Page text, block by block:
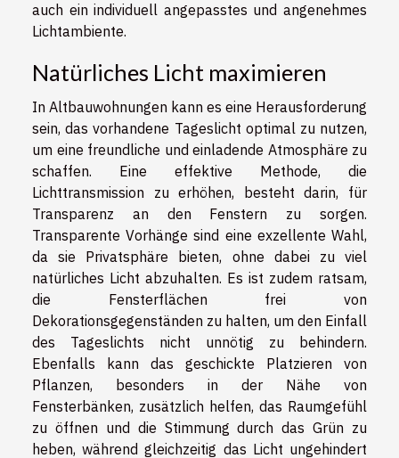
auch ein individuell angepasstes und angenehmes
Lichtambiente.
Natürliches Licht maximieren
In Altbauwohnungen kann es eine Herausforderung
sein, das vorhandene Tageslicht optimal zu nutzen,
um eine freundliche und einladende Atmosphäre zu
schaffen. Eine effektive Methode, die
Lichttransmission zu erhöhen, besteht darin, für
Transparenz an den Fenstern zu sorgen.
Transparente Vorhänge sind eine exzellente Wahl,
da sie Privatsphäre bieten, ohne dabei zu viel
natürliches Licht abzuhalten. Es ist zudem ratsam,
die Fensterflächen frei von
Dekorationsgegenständen zu halten, um den Einfall
des Tageslichts nicht unnötig zu behindern.
Ebenfalls kann das geschickte Platzieren von
Pflanzen, besonders in der Nähe von
Fensterbänken, zusätzlich helfen, das Raumgefühl
zu öffnen und die Stimmung durch das Grün zu
heben, während gleichzeitig das Licht ungehindert